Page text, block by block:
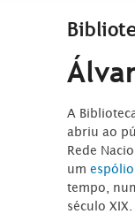
A
abriu ao
Rede
um
tempo,
século